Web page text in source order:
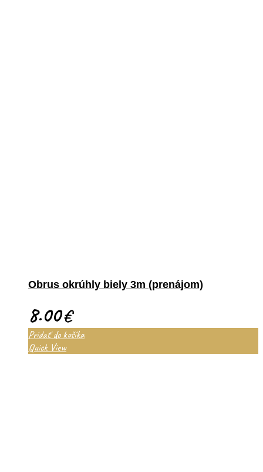
Obrus okrúhly biely 3m (prenájom)
8.00€
Pridať do košíka
Quick View